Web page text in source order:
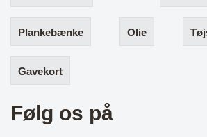
Plankebænke Olie
Gavekort
Følg os på